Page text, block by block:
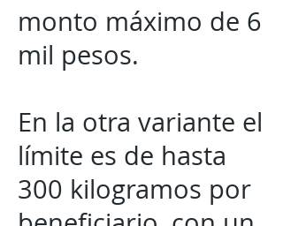
monto máximo de 6
mil pesos.
En la otra variante el
límite es de hasta
300 kilogramos por